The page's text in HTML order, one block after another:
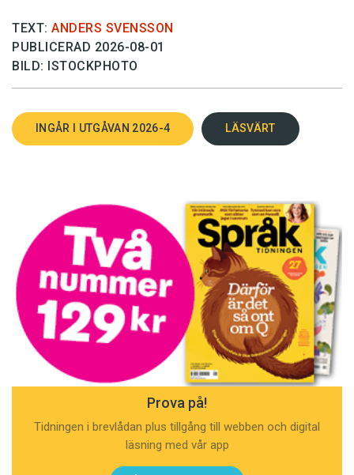
TEXT: ANDERS SVENSSON
PUBLICERAD 2026-08-01
BILD: ISTOCKPHOTO
INGÅR I UTGÅVAN 2026-4 LÄSVÄRT
Prova på!
Tidningen i brevlådan plus tillgång till webben och digital
läsning med vår app